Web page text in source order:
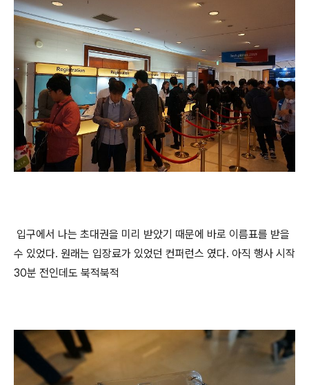
입구에서 나는 초대권을 미리 받았기 때문에 바로 이름표를 받을
수 있었다. 원래는 입장료가 있었던 컨퍼런스 였다. 아직 행사 시작
30분 전인데도 북적북적